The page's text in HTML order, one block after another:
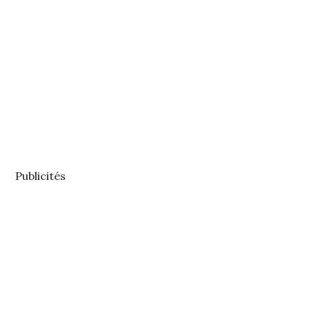
Publicités